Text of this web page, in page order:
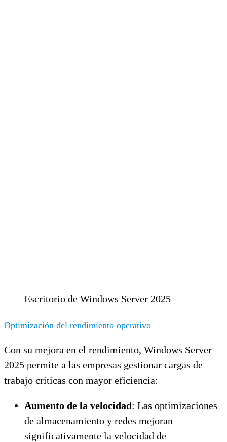
Escritorio de Windows Server 2025
Optimización del rendimiento operativo
Con su mejora en el rendimiento, Windows Server
2025 permite a las empresas gestionar cargas de
trabajo críticas con mayor eficiencia:
Aumento de la velocidad: Las optimizaciones
de almacenamiento y redes mejoran
significativamente la velocidad de